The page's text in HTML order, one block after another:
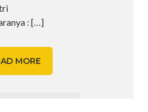
: […]
MORE